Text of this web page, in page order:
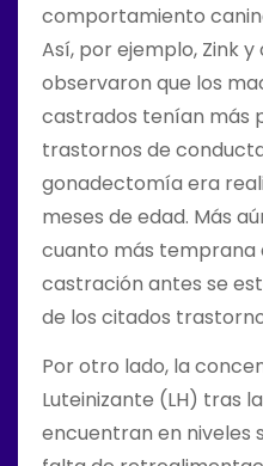
comportamiento
Así, por ejemplo, Zink
observaron que los
castrados tenían más
trastornos de
gonadectomía era
meses de edad. Más
cuanto más temprana
castración antes se
de los citados
Por otro lado, la
Luteinizante (LH) tras
encuentran en niveles